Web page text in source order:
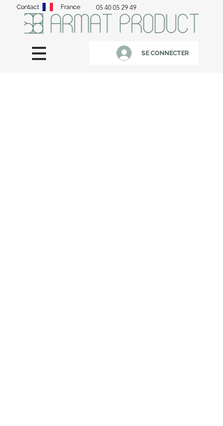
Contact France 05 40 05 29 49
SE CONNECTER